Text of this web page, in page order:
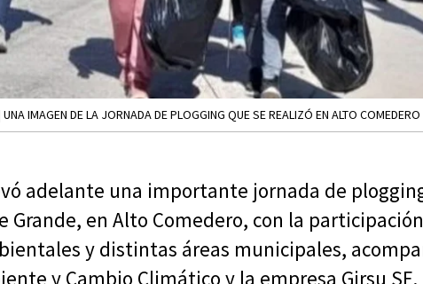
IMAGEN DE LA JORNADA DE PLOGGING QUE SE REALIZÓ EN ALTO COMEDERO
adelante una importante jornada de
Grande, en Alto Comedero, con la
y distintas áreas municipales,
y Cambio Climático y la empresa Girsu SE.